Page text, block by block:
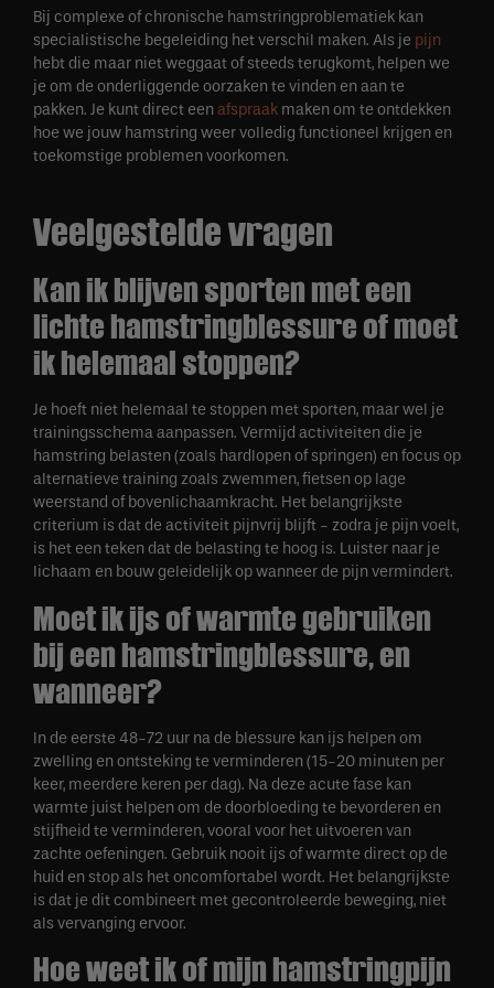
Bij complexe of chronische hamstringproblematiek kan
specialistische begeleiding het verschil maken. Als je pijn
hebt die maar niet weggaat of steeds terugkomt, helpen we
je om de onderliggende oorzaken te vinden en aan te
pakken. Je kunt direct eenafspraak maken om te ontdekken
hoe we jouw hamstring weer volledig functioneel krijgen en
toekomstige problemen voorkomen.
Veelgestelde vragen
Kan ik blijven sporten met een
lichte hamstringblessure of moet
ik helemaal stoppen?
Je hoeft niet helemaal te stoppen met sporten, maar wel je
trainingsschema aanpassen. Vermijd activiteiten die je
hamstring belasten (zoals hardlopen of springen) en focus op
alternatieve training zoals zwemmen, fietsen op lage
weerstand of bovenlichaamkracht. Het belangrijkste
criterium is dat de activiteit pijnvrij blijft - zodra je pijn voelt,
is het een teken dat de belasting te hoog is. Luister naar je
lichaam en bouw geleidelijk op wanneer de pijn vermindert.
Moet ik ijs of warmte gebruiken
bij een hamstringblessure, en
wanneer?
In de eerste 48-72 uur na de blessure kan ijs helpen om
zwelling en ontsteking te verminderen (15-20 minuten per
keer, meerdere keren per dag). Na deze acute fase kan
warmte juist helpen om de doorbloeding te bevorderen en
stijfheid te verminderen, vooral voor het uitvoeren van
zachte oefeningen. Gebruik nooit ijs of warmte direct op de
huid en stop als het oncomfortabel wordt. Het belangrijkste
is dat je dit combineert met gecontroleerde beweging, niet
als vervanging ervoor.
Hoe weet ik of mijn hamstringpijn